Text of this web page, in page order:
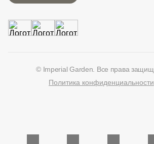
© Imperial Garden. Все права
Политика конфиденциальности